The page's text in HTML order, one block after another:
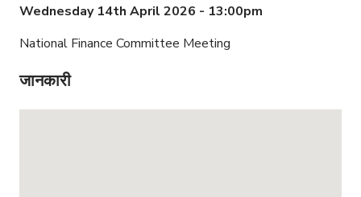
Wednesday 14th April 2026 - 13:00pm
National Finance Committee Meeting
जानकारी